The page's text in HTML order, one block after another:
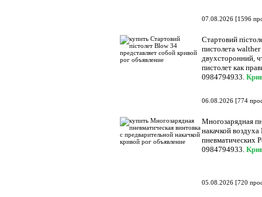
07.08.2026 [1596
Стартовий
пистолета
двухсторонний,
пистолет как
0984794933.
06.08.2026 [774
Многозарядная
накачкой
пневматических
0984794933.
05.08.2026 [720